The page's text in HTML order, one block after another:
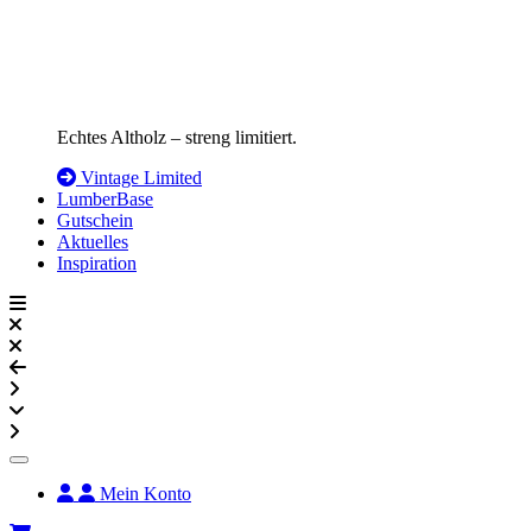
Echtes Altholz – streng limitiert.
Vintage Limited
LumberBase
Gutschein
Aktuelles
Inspiration
Mein Konto